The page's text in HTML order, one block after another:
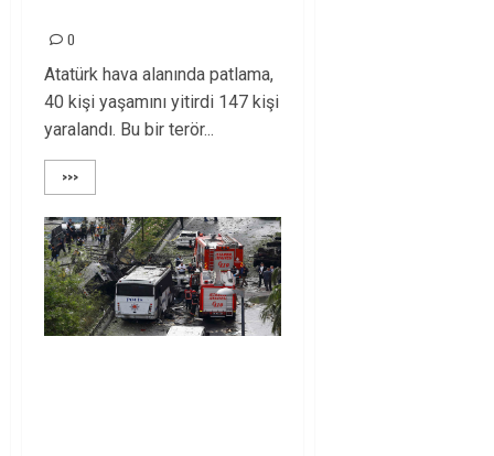
0
Atatürk hava alanında patlama,
40 kişi yaşamını yitirdi 147 kişi
yaralandı. Bu bir terör...
>>>